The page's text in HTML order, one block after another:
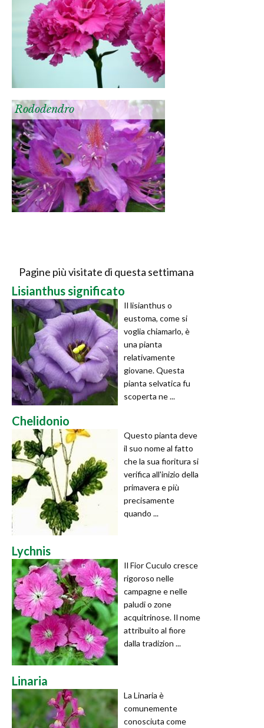
Rododendro
Pagine più visitate di questa settimana
Lisianthus significato
Il lisianthus o
eustoma, come si
voglia chiamarlo, è
una pianta
relativamente
giovane. Questa
pianta selvatica fu
scoperta ne ...
Chelidonio
Questo pianta deve
il suo nome al fatto
che la sua fioritura si
verifica all'inizio della
primavera e più
precisamente
quando ...
Lychnis
Il Fior Cuculo cresce
rigoroso nelle
campagne e nelle
paludi o zone
acquitrinose. Il nome
attribuito al fiore
dalla tradizion ...
Linaria
La Linaria è
comunemente
conosciuta come